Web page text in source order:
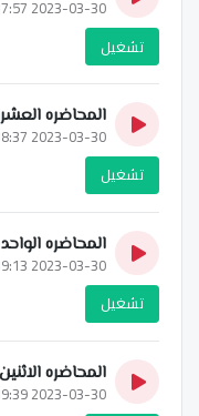
2023-03-30 15:37:57
تشغيل
المحاضره
2023-03-30 15:38:37
تشغيل
المحاضره
2023-03-30 15:39:13
تشغيل
المحاضره
2023-03-30 15:39:39